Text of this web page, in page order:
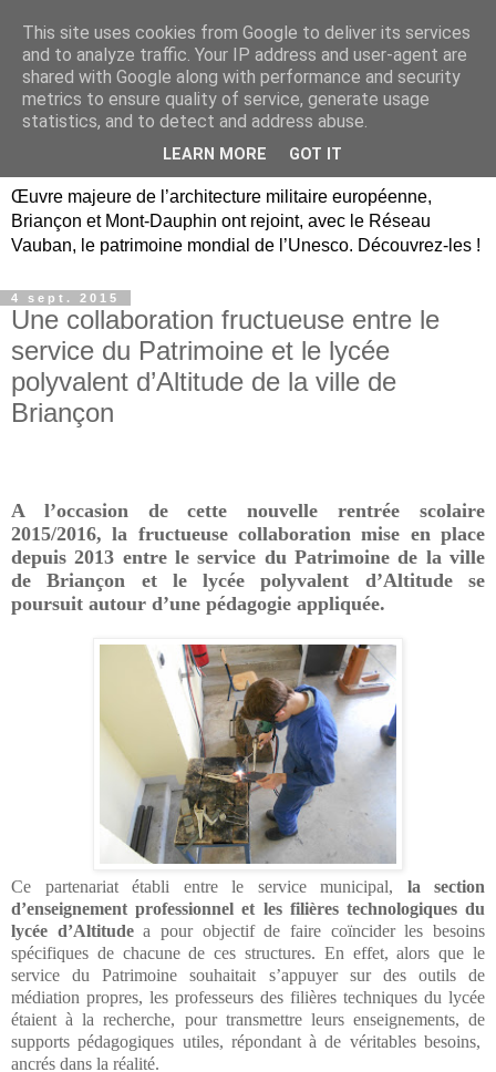
Briançon, Mont-Dauphin,
Vauban Unesco Hautes-
Œuvre majeure de l’architecture militaire européenne,
Briançon et Mont-Dauphin ont rejoint, avec le Réseau
Vauban, le patrimoine mondial de l’Unesco. Découvrez-les !
4 sept. 2015
Une collaboration fructueuse entre le
service du Patrimoine et le lycée
polyvalent d’Altitude de la ville de
Briançon
A l’occasion de cette nouvelle rentrée scolaire
2015/2016, la fructueuse collaboration mise en place
depuis 2013 entre le service du Patrimoine de la ville
de Briançon et le lycée polyvalent d’Altitude se
poursuit autour d’une pédagogie appliquée.
Ce partenariat établi entre le service municipal, la section
d’enseignement professionnel et les filières technologiques du
lycée d’Altitudea pour objectif de faire coïncider les besoins
spécifiques de chacune de ces structures. En effet, alors que le
service du Patrimoine souhaitait s’appuyer sur des outils de
médiation propres, les professeurs des filières techniques du lycée
étaient à la recherche, pour transmettre leurs enseignements, de
supports pédagogiques utiles, répondant à de véritables besoins,
ancrés dans la réalité.
This site uses cookies from Google to deliver its services
and to analyze traffic. Your IP address and user-agent are
shared with Google along with performance and security
metrics to ensure quality of service, generate usage
statistics, and to detect and address abuse.
LEARN MORE GOT IT